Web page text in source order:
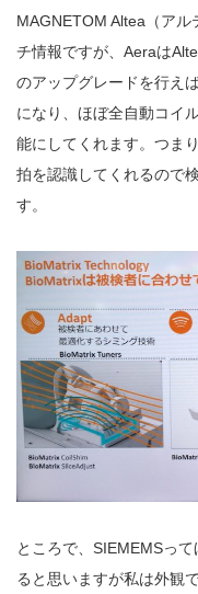
MAGNETOM Altea（ア
チ情報ですが、Aeraは
のアップグレードを行え
になり、ほぼ全自動コイ
能にしてくれます。つま
拍を認識してくれるので
す。
ところで、SIEMEMSっ
ると思いますが私は外観